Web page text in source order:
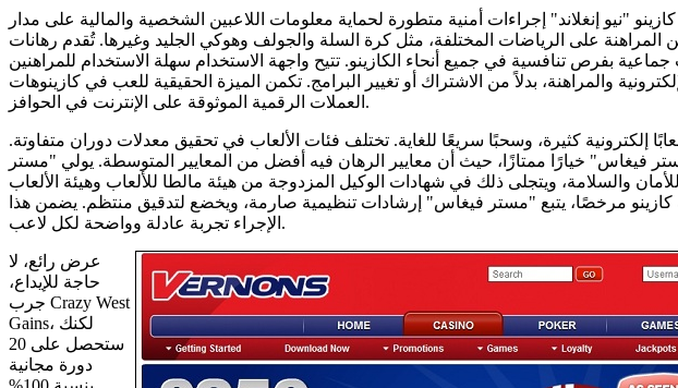
"نيو إنغلاند" إجراءات أمنية متطورة لحماية معلومات اللاعبين الشخصية والمالية على مدار
المراهنة على الرياضات المختلفة، مثل كرة السلة والجولف وهوكي الجليد وغيرها. تُقدم رهانات
بفرص تنافسية في جميع أنحاء الكازينو. تتيح واجهة الاستخدام سهلة الاستخدام للمراهنين
والمراهنة، بدلاً من الاشتراك أو تغيير البرامج. تكمن الميزة الحقيقية للعب في كازينوهات
العملات الرقمية الموثوقة على الإنترنت في الحوافز.
إلكترونية كثيرة، وسحبًا سريعًا للغاية. تختلف فئات الألعاب في تحقيق معدلات دوران متفاوتة.
فيغاس" خيارًا ممتازًا، حيث أن معايير الرهان فيه أفضل من المعايير المتوسطة. يولي "مستر
والسلامة، ويتجلى ذلك في شهادات الوكيل المزدوجة من هيئة مالطا للألعاب وهيئة الألعاب
كازينو مرخصًا، يتبع "مستر فيغاس" إرشادات تنظيمية صارمة، ويخضع لتدقيق منتظم. يضمن هذا
الإجراء تجربة عادلة وواضحة لكل لاعب.
عرض رائع، لا
حاجة للإيداع،
جرب Crazy West
Gains، لكنك
ستحصل على 20
دورة مجانية